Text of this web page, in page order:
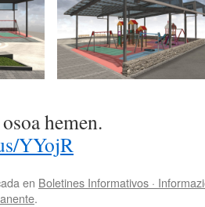
hemen.
YYojR
en Boletines Informativos ·
.